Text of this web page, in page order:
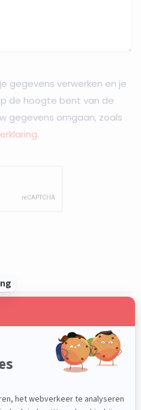
gegevens verwerken en je
de hoogte bent van de
gegevens omgaan, zoals
.